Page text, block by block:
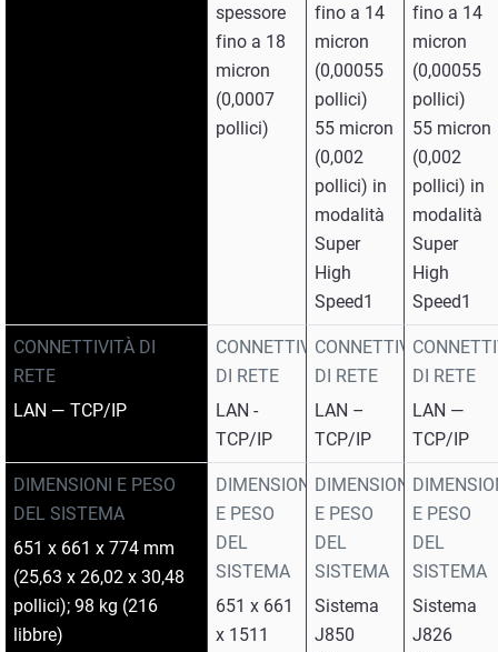
CONNETTIVITÀ DI
RETE
LAN — TCP/IP
DIMENSIONI E PESO
DEL SISTEMA
651 x 661 x 774 mm
(25,63 x 26,02 x 30,48
pollici); 98 kg (216
libbre)
spessore
fino a 18
micron
(0,0007
pollici)
CONNETTIVITÀ
DI RETE
LAN -
TCP/IP
DIMENSIONI
E PESO
DEL
SISTEMA
651 x 661
x 1511
fino a 14
micron
(0,00055
pollici)
55 micron
(0,002
pollici) in
modalità
Super
High
Speed1
CONNETTIVITÀ
DI RETE
LAN –
TCP/IP
DIMENSIONI
E PESO
DEL
SISTEMA
Sistema
J850
fino a 14
micron
(0,00055
pollici)
55 micron
(0,002
pollici) in
modalità
Super
High
Speed1
DI RETE
LAN —
TCP/IP
E PESO
DEL
SISTEMA
Sistema
J826